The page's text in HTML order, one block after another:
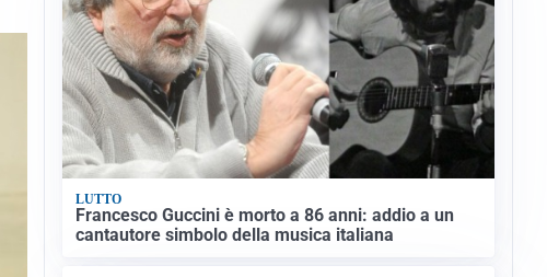
LUTTO
Francesco Guccini è morto a 86 anni: addio a un
cantautore simbolo della musica italiana